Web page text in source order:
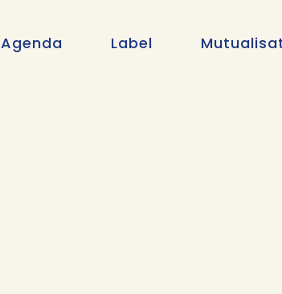
Agenda Label